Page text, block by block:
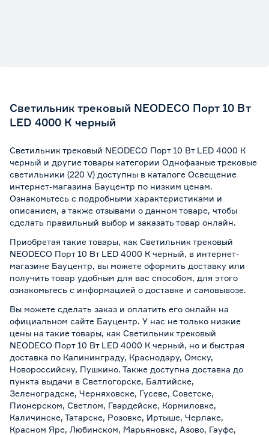
Светильник трековый NEODECO Порт 10 Вт
LED 4000 К черный
Светильник трековый NEODECO Порт 10 Вт LED 4000 К
черный и другие товары категории Однофазные трековые
светильники (220 V) доступны в каталоге Освещение
интернет-магазина Бауцентр по низким ценам.
Ознакомьтесь с подробными характеристиками и
описанием, а также отзывами о данном товаре, чтобы
сделать правильный выбор и заказать товар онлайн.
Приобретая такие товары, как Светильник трековый
NEODECO Порт 10 Вт LED 4000 К черный, в интернет-
магазине Бауцентр, вы можете оформить доставку или
получить товар удобным для вас способом, для этого
ознакомьтесь с информацией о доставке и самовывозе.
Вы можете сделать заказ и оплатить его онлайн на
официальном сайте Бауцентр. У нас не только низкие
цены на такие товары, как Светильник трековый
NEODECO Порт 10 Вт LED 4000 К черный, но и быстрая
доставка по Калининграду, Краснодару, Омску,
Новороссийску, Пушкино. Также доступна доставка до
пункта выдачи в Светлогорске, Балтийске,
Зеленоградске, Черняховске, Гусеве, Советске,
Пионерском, Светлом, Гвардейске, Кормиловке,
Каличинске, Татарске, Розовке, Иртыше, Черлаке,
Красном Яре, Любинском, Марьяновке, Азово, Гауфе,